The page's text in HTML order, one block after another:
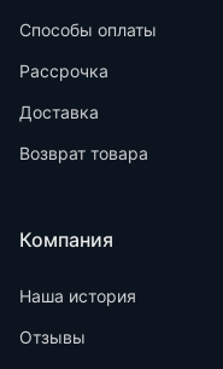
Способы оплаты
Рассрочка
Доставка
Возврат товара
Компания
Наша история
Отзывы